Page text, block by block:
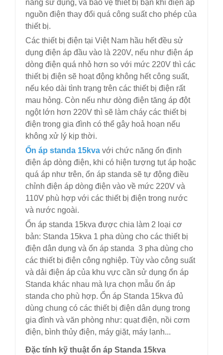
năng sử dụng, và bảo vệ thiết bị bạn khi điện áp
nguồn điện thay đổi quá công suất cho phép của
thiết bị.
Các thiết bị điện tại Việt Nam hầu hết đều sử
dụng điện áp đầu vào là 220V, nếu như điện áp
dòng điện quá nhỏ hơn so với mức 220V thì các
thiết bị điện sẽ hoạt động không hết công suất,
nếu kéo dài tình trạng trên các thiết bị điện rất
mau hỏng. Còn nếu như dòng điện tăng áp đột
ngột lớn hơn 220V thì sẽ làm cháy các thiết bị
điện trong gia đình có thể gây hoả hoạn nếu
không xử lý kịp thời.
Ổn áp standa 15kva với chức năng ổn định
điện áp dòng điện, khi có hiện tượng tụt áp hoặc
quá áp như trên, ổn áp standa sẽ tự động điều
chỉnh điện áp dòng điện vào về mức 220V và
110V phù hợp với các thiết bị điện trong nước
và nước ngoài.
Ổn áp standa 15kva được chia làm 2 loại cơ
bản: Standa 15kva 1 pha dùng cho các thiết bị
điện dân dụng và ổn áp standa 3 pha dùng cho
các thiết bị điện công nghiệp. Tùy vào công suất
và dải điện áp của khu vực cần sử dụng ổn áp
Standa khác nhau mà lựa chọn mẫu ổn áp
standa cho phù hợp. Ổn áp Standa 15kva đủ
dùng chung có các thiết bị điện dân dụng trong
gia đình và văn phòng như: quạt điện, nồi cơm
điện, bình thủy điện, máy giặt, máy lạnh...
Đặc tính kỹ thuật ổn áp Standa 15kva